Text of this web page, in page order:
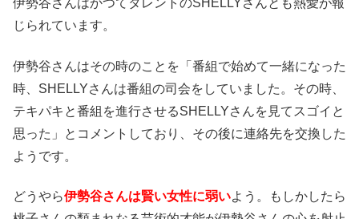
伊勢谷さんはかつてタレントのSHELLYさんとも熱愛が報
じられています。
伊勢谷さんはその時のことを「番組で始めて一緒になった
時、SHELLYさんは番組の司会をしていました。その時、
テキパキと番組を進行させるSHELLYさんを見てスゴイと
思った」とコメントしており、その後に連絡先を交換した
ようです。
どうやら伊勢谷さんは賢い女性に弱いよう。もしかしたら